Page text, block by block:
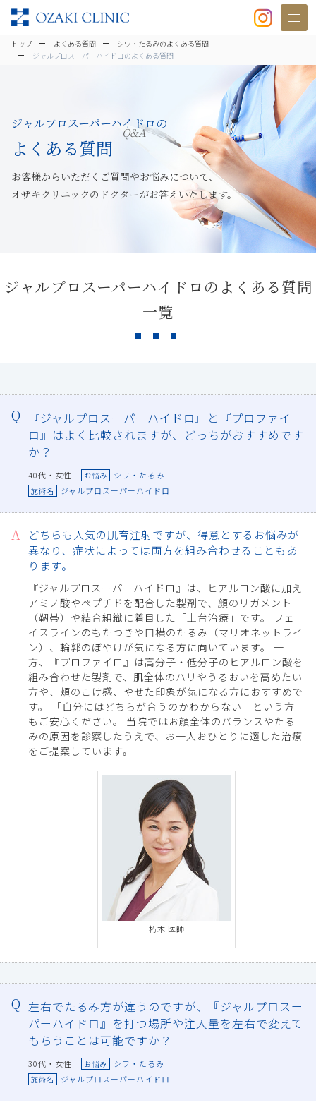
美容クリニックなら美容整形・
トップ よくある質問
シワ・たるみのよくある質問
ジャルプロスーパーハイドロのよくある質問
ジャルプロスーパーハイドロの
よくある質問
Q&A
お客様からいただくご質問やお悩みについて、
オザキクリニックのドクターがお答えいたします。
ジャルプロスーパーハイドロのよくある質問
一覧
『ジャルプロスーパーハイドロ』と『プロファイ
ロ』はよく比較されますが、どっちがおすすめです
か？
40代・女性 お悩み シワ・たるみ
施術名 ジャルプロスーパーハイドロ
どちらも人気の肌育注射ですが、得意とするお悩みが
異なり、症状によっては両方を組み合わせることもあ
ります。
『ジャルプロスーパーハイドロ』は、ヒアルロン酸に加え
アミノ酸やペプチドを配合した製剤で、顔のリガメント
（靭帯）や結合組織に着目した「土台治療」です。 フェ
イスラインのもたつきや口横のたるみ（マリオネットライ
ン）、輪郭のぼやけが気になる方に向いています。 一
方、『プロファイロ』は高分子・低分子のヒアルロン酸を
組み合わせた製剤で、肌全体のハリやうるおいを高めたい
方や、頬のこけ感、やせた印象が気になる方におすすめで
す。 「自分にはどちらが合うのかわからない」という方
もご安心ください。 当院ではお顔全体のバランスやたる
みの原因を診察したうえで、お一人おひとりに適した治療
をご提案しています。
朽木 医師
左右でたるみ方が違うのですが、『ジャルプロスー
パーハイドロ』を打つ場所や注入量を左右で変えて
もらうことは可能ですか？
30代・女性 お悩み シワ・たるみ
施術名 ジャルプロスーパーハイドロ